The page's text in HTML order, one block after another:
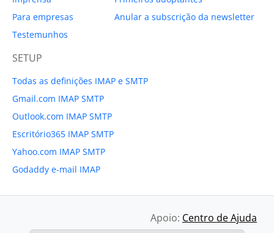
Para empresas
Testemunhos
Anular a subscrição da newsletter
SETUP
Todas as definições IMAP e SMTP
Gmail.com IMAP SMTP
Outlook.com IMAP SMTP
Escritório365 IMAP SMTP
Yahoo.com IMAP SMTP
Godaddy e-mail IMAP
Apoio: Centro de Ajuda